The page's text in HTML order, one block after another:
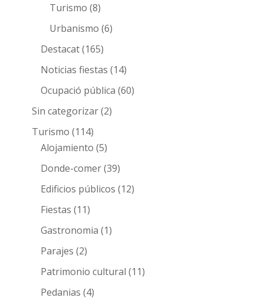
Turismo (8)
Urbanismo (6)
Destacat(165)
Noticias fiestas (14)
Ocupació pública (60)
Sin categorizar(2)
Turismo (114)
Alojamiento (5)
Donde-comer(39)
Edificios públicos (12)
Fiestas (11)
Gastronomia (1)
Parajes (2)
Patrimonio cultural (11)
Pedanias (4)